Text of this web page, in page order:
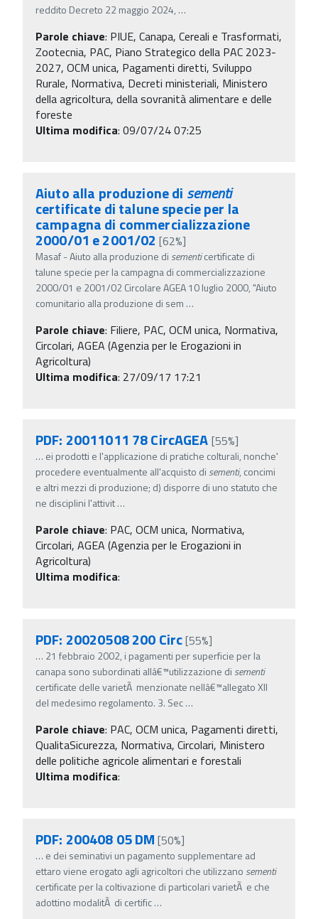
reddito Decreto 22 maggio 2024, …
Parole chiave: PIUE, Canapa, Cereali e Trasformati,
Zootecnia, PAC, Piano Strategico della PAC 2023-
2027, OCM unica, Pagamenti diretti, Sviluppo
Rurale, Normativa, Decreti ministeriali, Ministero
della agricoltura, della sovranità alimentare e delle
foreste
Ultima modifica: 09/07/24 07:25
Aiuto alla produzione di sementi
certificate di talune specie per la
campagna di commercializzazione
2000/01 e 2001/02 [62%]
Masaf - Aiuto alla produzione di sementicertificate di
talune specie per la campagna di commercializzazione
2000/01 e 2001/02 Circolare AGEA 10 luglio 2000, "Aiuto
comunitario alla produzione di sem …
Parole chiave: Filiere, PAC, OCM unica, Normativa,
Circolari, AGEA (Agenzia per le Erogazioni in
Agricoltura)
Ultima modifica: 27/09/17 17:21
PDF: 20011011 78 CircAGEA [55%]
… ei prodotti e l'applicazione di pratiche colturali, nonche'
procedere eventualmente all'acquisto di sementi, concimi
e altri mezzi di produzione; d) disporre di uno statuto che
ne disciplini l'attivit…
Parole chiave: PAC, OCM unica, Normativa,
Circolari, AGEA (Agenzia per le Erogazioni in
Agricoltura)
Ultima modifica:
PDF: 20020508 200 Circ[55%]
… 21 febbraio 2002, i pagamenti per superficie per la
canapa sono subordinati allâ€™utilizzazione di sementi
certificate delle varietÃ menzionate nellâ€™allegato XII
del medesimo regolamento. 3. Sec…
Parole chiave: PAC, OCM unica, Pagamenti diretti,
QualitaSicurezza, Normativa, Circolari, Ministero
delle politiche agricole alimentari e forestali
Ultima modifica:
PDF: 200408 05 DM [50%]
… e dei seminativi un pagamento supplementare ad
ettaro viene erogato agli agricoltori che utilizzano sementi
certificate per la coltivazione di particolari varietÃ e che
adottino modalitÃ di certific…